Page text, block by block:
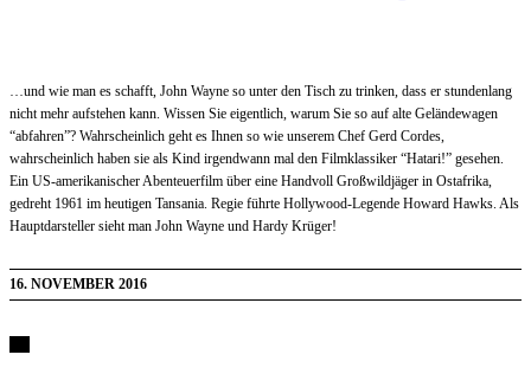
…und wie man es schafft, John Wayne so unter den Tisch zu trinken, dass er stundenlang
nicht mehr aufstehen kann. Wissen Sie eigentlich, warum Sie so auf alte Geländewagen
“abfahren”? Wahrscheinlich geht es Ihnen so wie unserem Chef Gerd Cordes,
wahrscheinlich haben sie als Kind irgendwann mal den Filmklassiker “Hatari!” gesehen.
Ein US-amerikanischer Abenteuerfilm über eine Handvoll Großwildjäger in Ostafrika,
gedreht 1961 im heutigen Tansania. Regie führte Hollywood-Legende Howard Hawks. Als
Hauptdarsteller sieht man John Wayne und Hardy Krüger!
16. NOVEMBER 2016